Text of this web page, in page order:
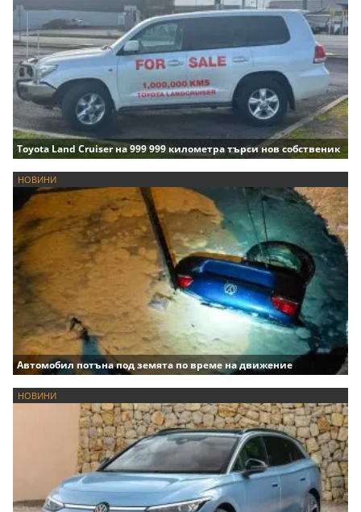
Toyota Land Cruiser на 999 999 километра търси нов собственик
НОВИНИ
Автомобил потъна под земята по време на движение
НОВИНИ